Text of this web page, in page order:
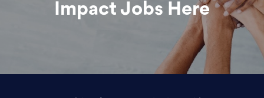
Impact Jobs Here